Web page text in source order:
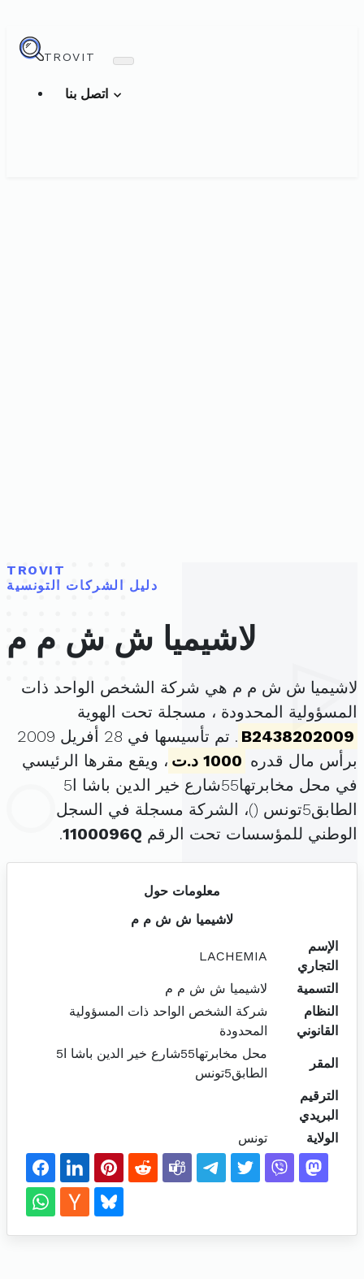
TROVIT
TROVIT
دليل الشركات التونسية
لاشيميا ش ش م م
لاشيميا ش ش م م هي شركة الشخص الواحد ذات
المسؤولية المحدودة ، مسجلة تحت الهوية
B2438202009
. تم تأسيسها في 28 أفريل 2009
برأس مال قدره 1000 د.ت
، ويقع مقرها الرئيسي
في محل مخابرتها55شارع خير الدين باشا ا5
الطابق5تونس (
)، الشركة مسجلة في السجل
الوطني للمؤسسات تحت الرقم 1100096Q
.
معلومات حول
لاشيميا ش ش م م
الإسم
التجاري
LACHEMIA
التسمية
لاشيميا ش ش م م
النظام
القانوني
شركة الشخص الواحد ذات المسؤولية
المحدودة
المقر
محل مخابرتها55شارع خير الدين باشا ا5
الطابق5تونس
الترقيم
البريدي
الولاية
تونس